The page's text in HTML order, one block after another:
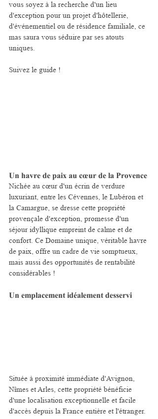
vous soyez à la recherche d'un lieu
d'exception pour un projet d'hôtellerie,
d'événementiel ou de résidence familiale, ce
mas saura vous séduire par ses atouts
uniques.
Suivez le guide !
Un havre de paix au cœur de la Provence
Nichée au cœur d'un écrin de verdure
luxuriant, entre les Cévennes, le Lubéron et
la Camargue, se dresse cette propriété
provençale d'exception, promesse d'un
séjour idyllique empreint de calme et de
confort. Ce Domaine unique, véritable havre
de paix, offre un cadre de vie somptueux,
mais aussi des opportunités de rentabilité
considérables !
Un emplacement idéalement desservi
Située à proximité immédiate d'Avignon,
Nîmes et Arles, cette propriété bénéficie
d'une localisation exceptionnelle et facile
d'accès depuis la France entière et l'étranger.